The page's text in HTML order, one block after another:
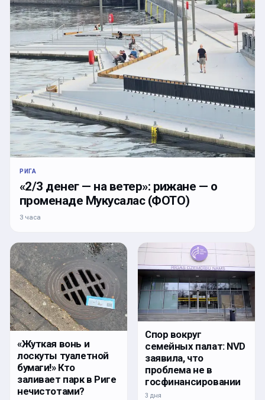
РИГА
«2/3 денег — на ветер»: рижане — о
променаде Мукусалас (ФОТО)
3 часа
«Жуткая вонь и
лоскуты туалетной
бумаги!» Кто
заливает парк в Риге
нечистотами?
Спор вокруг
семейных палат: NVD
заявила, что
проблема не в
госфинансировании
3 дня